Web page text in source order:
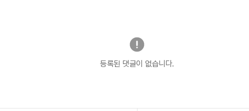
등록된 댓글이 없습니다.